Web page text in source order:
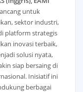
untuk
sektor industri,
platform strategis
inovasi terbaik,
solusi nyata,
siap bersaing di
Inisiatif ini
berbagai